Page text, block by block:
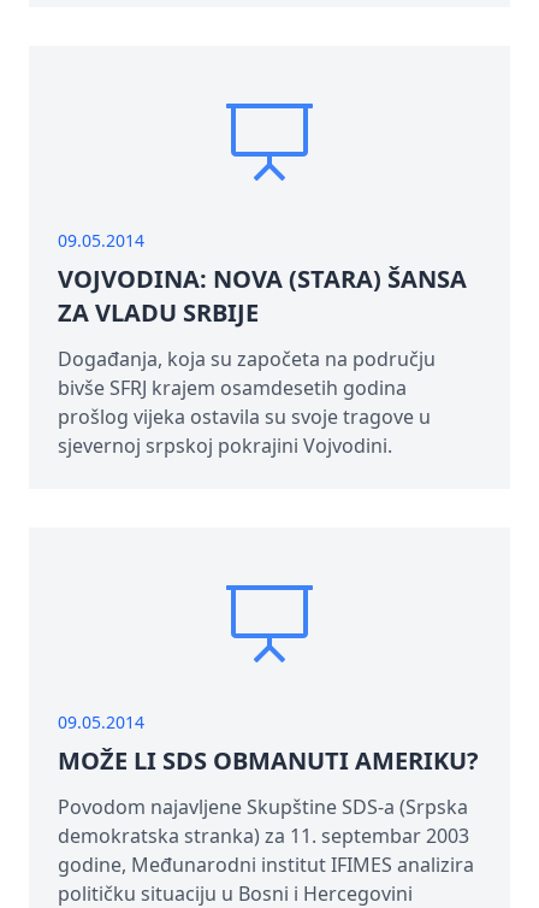
09.05.2014
VOJVODINA: NOVA (STARA) ŠANSA
ZA VLADU SRBIJE
Događanja, koja su započeta na području
bivše SFRJ krajem osamdesetih godina
prošlog vijeka ostavila su svoje tragove u
sjevernoj srpskoj pokrajini Vojvodini.
09.05.2014
MOŽE LI SDS OBMANUTI AMERIKU?
Povodom najavljene Skupštine SDS-a (Srpska
demokratska stranka) za 11. septembar 2003
godine, Međunarodni institut IFIMES analizira
političku situaciju u Bosni i Hercegovini